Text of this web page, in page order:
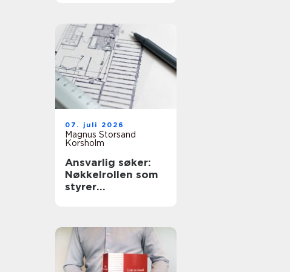
07. juli 2026
Magnus Storsand
Korsholm
Ansvarlig søker:
Nøkkelrollen som
styrer